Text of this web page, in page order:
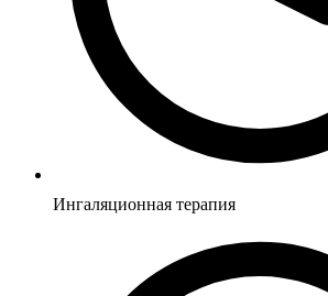
Ингаляционная терапия